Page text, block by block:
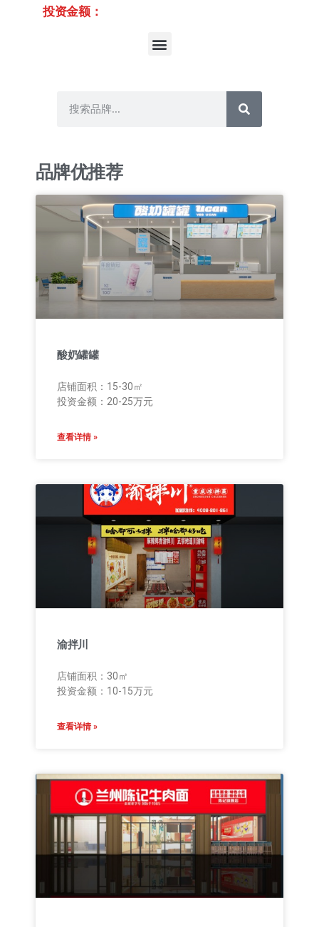
投资金额：
品牌优推荐
酸奶罐罐
店铺面积：15-30㎡
投资金额：20-25万元
查看详情 »
渝拌川
店铺面积：30㎡
投资金额：10-15万元
查看详情 »